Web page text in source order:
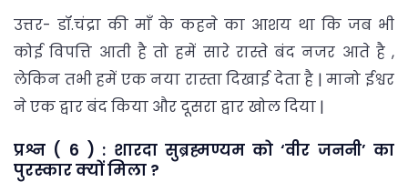
उत्तर- डॉ.चंद्रा की माँ के कहने का आशय था कि जब भी
कोई विपत्ति आती है तो हमें सारे रास्ते बंद नजर आते है ,
लेकिन तभी हमें एक नया रास्ता दिखाई देता है | मानो ईश्वर
ने एक द्वार बंद किया और दूसरा द्वार खोल दिया |
प्रश्न ( 6 ) : शारदा सुब्रह्मण्यम को ‘वीर जननी’ का
पुरस्कार क्यों मिला ?